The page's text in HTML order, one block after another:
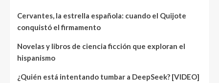
Cervantes, la estrella española: cuando el Quijote
conquistó el firmamento
Novelas y libros de ciencia ficción que exploran el
hispanismo
¿Quién está intentando tumbar a DeepSeek? [VIDEO]